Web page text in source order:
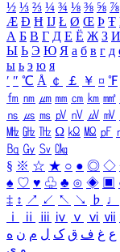
½ ⅓ ⅔ ¼ ¾ ⅛ ⅜ ⅝ ⅞
Æ Ð Ħ Ĳ Ł Ø Œ Þ Ŧ
А Б В Г Д Е Ё Ж З И
Ы Ь Э Ю Я а б в г д
ы ь э ю я
′ ″ ℃ Å ￠ ￡ ￥ ¤ ℉
㎙ ㎚ ㎛ ㎜ ㎝ ㎞ ㎟
㎱ ㎲ ㎳ ㎴ ㎵ ㎶ ㎷
㎒ ㎓ ㎔ Ω ㏀ ㏁ ㎊
㏃ ㏉ ㏜ ㏆
§ ※ ☆ ★ ○ ● ◎ ◇
♠ ♡ ♥ ♧ ♣ ⊙ ◈ ▣
‡ ↕ ↗ ↙ ↖ ↘ ♭ ♩
ⅰ
ⅱ ⅲ ⅳ ⅴ ⅵ ⅶ
ع غ ف ق ک ل م ن ه